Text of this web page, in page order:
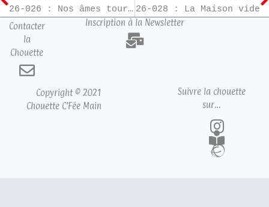
26-026 : Nos âmes tourmentées 26-028 : La Maison vide
Contacter
la
Chouette
Inscription à la Newsletter
Copyright © 2021
Chouette C’Fée Main
Suivre la chouette
sur…